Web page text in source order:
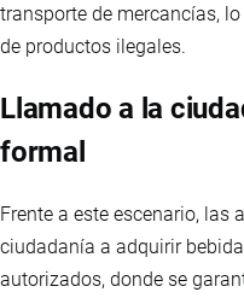
transporte de mercancías,
de productos ilegales.
Llamado a la
formal
Frente a este escenario, las
ciudadanía a adquirir
autorizados, donde se